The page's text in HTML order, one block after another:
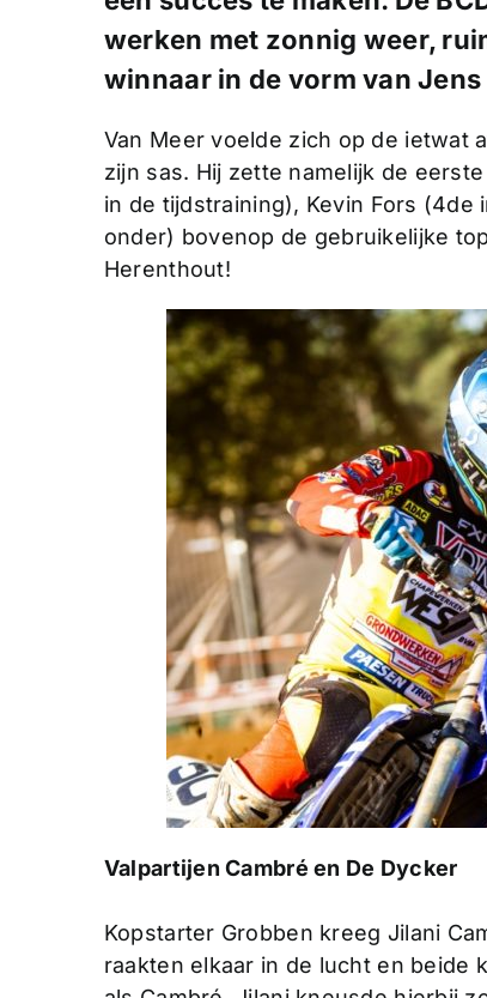
werken met zonnig weer,
winnaar in de vorm van Jens
Van Meer voelde zich op de ietwat
zijn sas. Hij zette namelijk de
in de tijdstraining), Kevin Fors
onder) bovenop de gebruikelijke
Herenthout!
Valpartijen Cambré en De Dycker
Kopstarter Grobben kreeg Jilani
raakten elkaar in de lucht en beide